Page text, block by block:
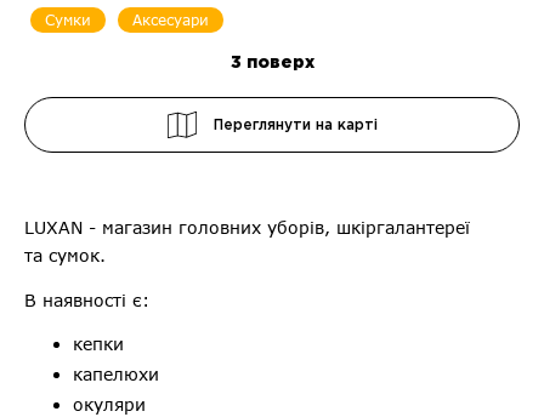
Сумки Аксесуари
3 поверх
Переглянути на карті
LUXAN - магазин головних уборів, шкіргалантереї
та сумок.
В наявності є:
кепки
капелюхи
окуляри